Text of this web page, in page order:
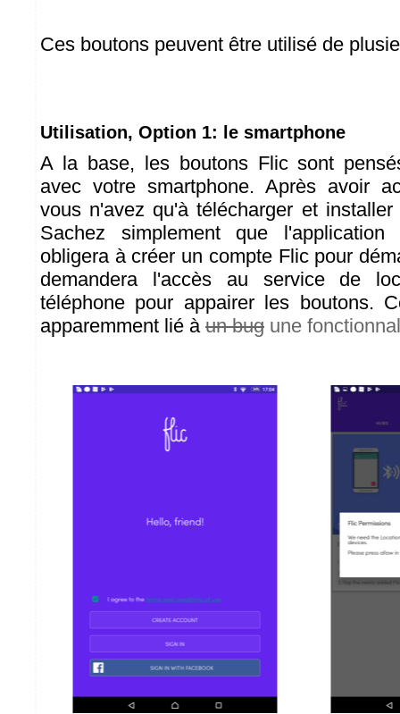
Ces boutons peuvent être utilisé de
Utilisation, Option 1: le smartphone
A la base, les boutons Flic sont
avec votre smartphone. Après avoir
vous n'avez qu'à télécharger et installer
Sachez simplement que
obligera à créer un compte Flic pour
demandera l'accès au service de
téléphone pour appairer les boutons.
apparemment lié à un bug une